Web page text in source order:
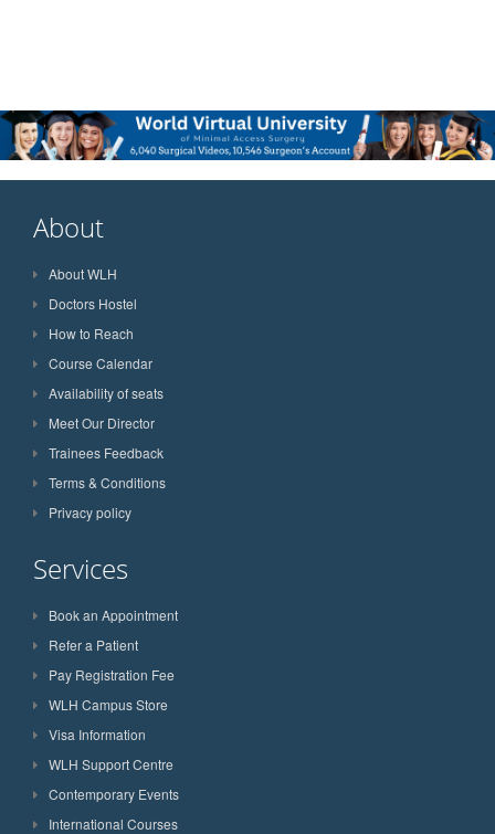
About
About WLH
Doctors Hostel
How to Reach
Course Calendar
Availability of seats
Meet Our Director
Trainees Feedback
Terms & Conditions
Privacy policy
Services
Book an Appointment
Refer a Patient
Pay Registration Fee
WLH Campus Store
Visa Information
WLH Support Centre
Contemporary Events
International Courses